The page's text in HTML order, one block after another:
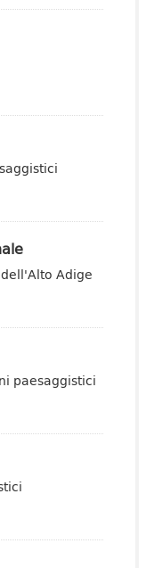
Adige
paesaggistici